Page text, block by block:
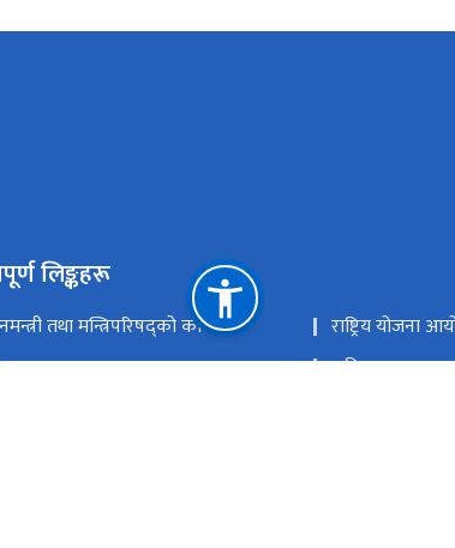
लिङ्कहरू
तथा मन्त्रिपरिषद्को कार्यालय
राष्ट्रिय योजना
राष्ट्रिय तथ्याङ्क